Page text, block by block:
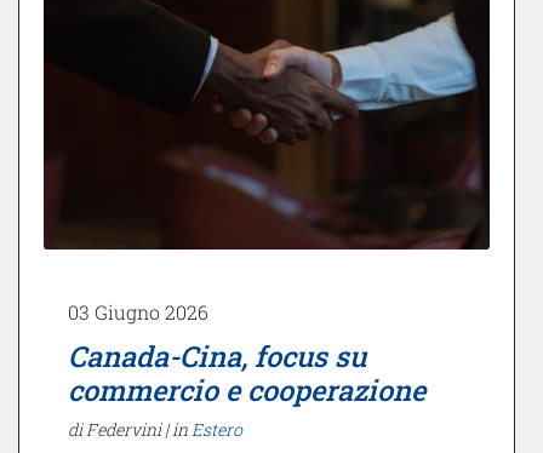
03 Giugno 2026
Canada-Cina, focus su
commercio e cooperazione
di Federvini |inEstero